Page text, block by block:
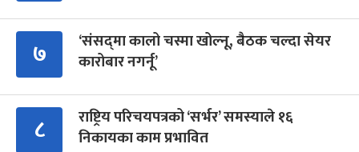
७
‘संसद्‍मा कालो चस्मा खोल्नू, बैठक चल्दा सेयर
कारोबार नगर्नू’
८
राष्ट्रिय परिचयपत्रको ‘सर्भर’ समस्याले १६
निकायका काम प्रभावित